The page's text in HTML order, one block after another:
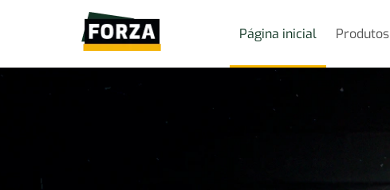
Página inicial Produtos